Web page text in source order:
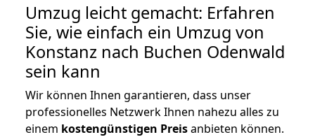
Umzug leicht gemacht: Erfahren
Sie, wie einfach ein Umzug von
Konstanz nach Buchen Odenwald
sein kann
Wir können Ihnen garantieren, dass unser
professionelles Netzwerk Ihnen nahezu alles zu
einem kostengünstigen Preisanbieten können.